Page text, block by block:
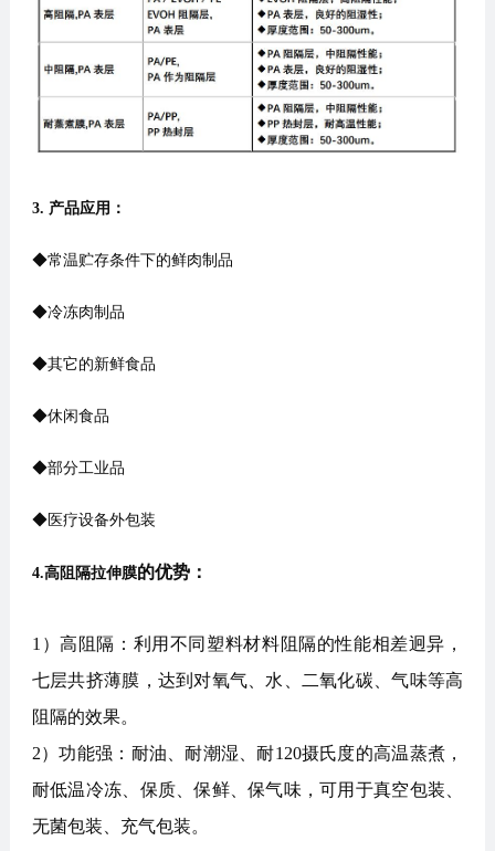
3. 产品应用：
◆常温贮存条件下的鲜肉制品
◆冷冻肉制品
◆其它的新鲜食品
◆休闲食品
◆部分工业品
◆医疗设备外包装
4.高阻隔拉伸膜的优势：
1）高阻隔：利用不同塑料材料阻隔的性能相差迥异，
七层共挤薄膜，达到对氧气、水、二氧化碳、气味等高
阻隔的效果。
2）功能强：耐油、耐潮湿、耐120摄氏度的高温蒸煮，
耐低温冷冻、保质、保鲜、保气味，可用于真空包装、
无菌包装、充气包装。